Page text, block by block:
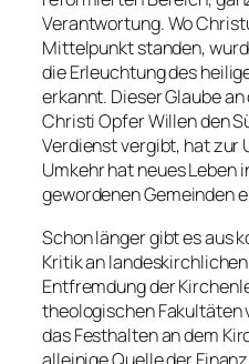
Verantwortung. Wo
Mittelpunkt standen,
die Erleuchtung des
erkannt. Dieser Glaube
Christi Opfer Willen den
Verdienst vergibt, hat zur
Umkehr hat neues Leben
gewordenen Gemeinden
Schon länger gibt es aus
Kritik an
Entfremdung der
theologischen Fakultäten
das Festhalten an dem
alleinige Quelle der